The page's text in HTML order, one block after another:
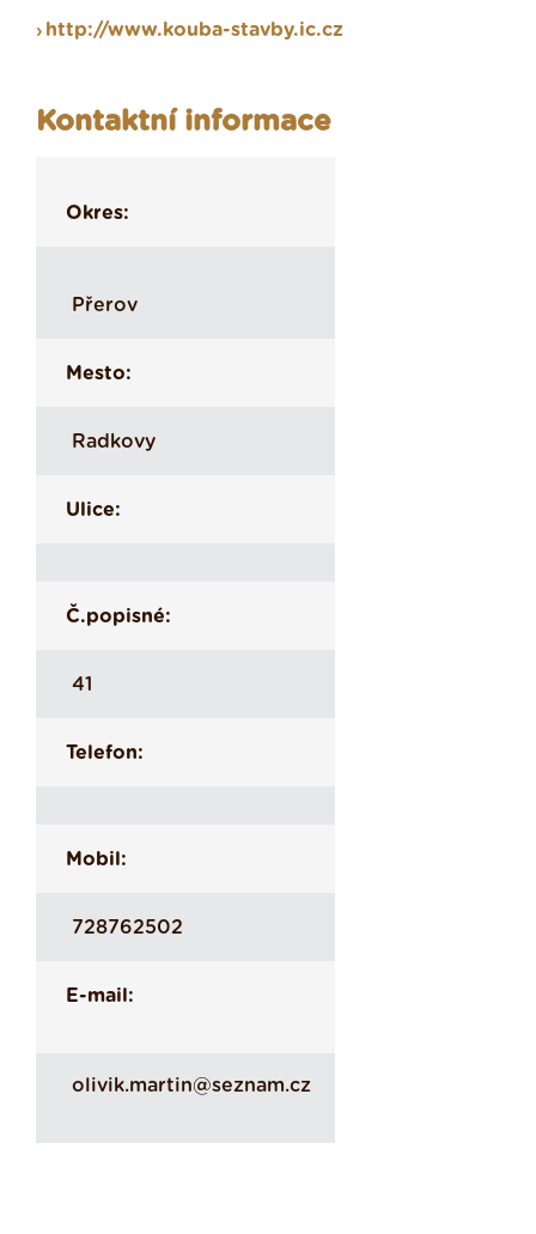
http://www.kouba-stavby.ic.cz
Kontaktní informace
Okres:
Přerov
Mesto:
Radkovy
Ulice:
Č.popisné:
41
Telefon:
Mobil:
728762502
E-mail:
olivik.martin@seznam.cz